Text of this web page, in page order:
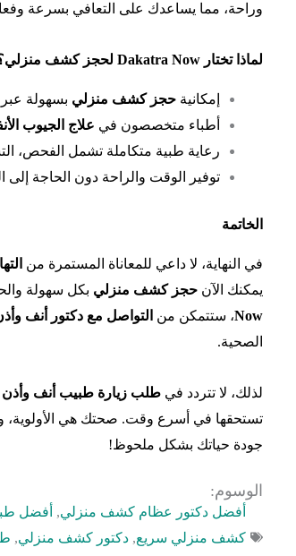
وراحة، مما يساعدك على التعافي بسرعة
لماذا تختار Dakatra Now لحجز كشف منزلي؟
إمكانية حجز كشف منزلي بسهولة عبر
أطباء متخصصون في علاج الجيوب
رعاية طبية متكاملة تشمل الفحص،
توفير الوقت والراحة دون الحاجة إلى
الخاتمة
في النهاية، لا داعي للمعاناة المستمرة من
يمكنك الآن حجز كشف منزلي بكل سهولة
Now، ستتمكن من التواصل مع دكتور أنف
الصحية.
لذلك، لا تتردد في طلب زيارة طبيب أنف وأذن
تستحقها في أسرع وقت. صحتك هي
جودة حياتك بشكل ملحوظ!
الوسوم:
أفضل دكتور عظام كشف منزلي, أفضل
كشف منزلي سريع, دكتور كشف منزلي,